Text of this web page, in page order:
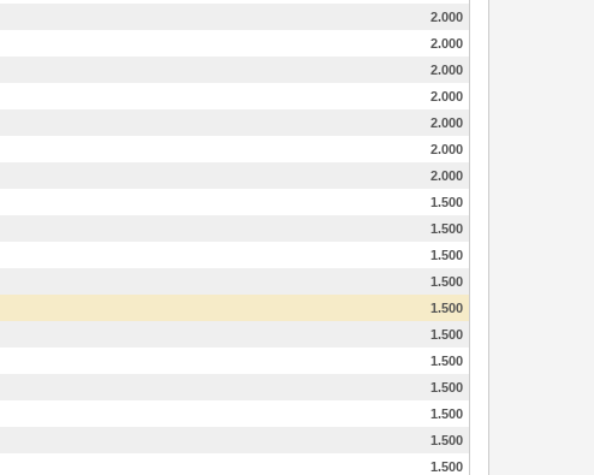
2.000
2.000
2.000
2.000
2.000
2.000
2.000
1.500
1.500
1.500
1.500
1.500
1.500
1.500
1.500
1.500
1.500
1.500